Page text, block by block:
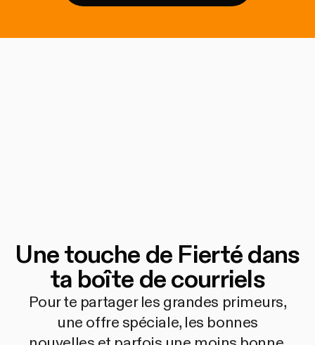
Une touche de Fierté dans
ta boîte de courriels
Pour te partager les grandes primeurs,
une offre spéciale, les bonnes